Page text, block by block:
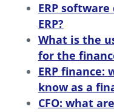
ERP
ERP?
What is the
for the
ERP finance:
know as a
CFO: what